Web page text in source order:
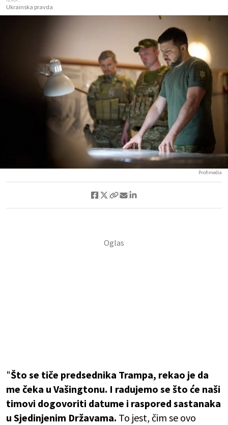
Ukrainska pravda
Profimedia
"Što se tiče predsednika Trampa, rekao je da
me čeka u Vašingtonu. I radujemo se što će naši
timovi dogovoriti datume i raspored sastanaka
u Sjedinjenim Državama. To jest, čim se ovo